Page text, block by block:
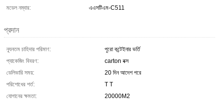
মডেল নম্বার:
এএসটিএম-C511
প্রদান
ন্যূনতম চাহিদার পরিমাণ:
পুরো কন্টেইনার ভর্তি
প্যাকেজিং বিবরণ:
carton বক্স
ডেলিভারি সময়:
20 দিন আদেশ পরে
পরিশোধের শর্ত:
T T
যোগানের ক্ষমতা:
20000M2